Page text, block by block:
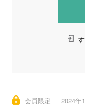
会員限定
2024年